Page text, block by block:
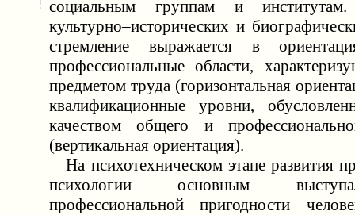
социальным группам и
культурно–исторических и
стремление выражается в
профессиональные области,
предметом труда (горизонтальная
квалификационные уровни,
качеством общего и
(вертикальная ориентация).
На психотехническом этапе развития
психологии основным
профессиональной пригодности